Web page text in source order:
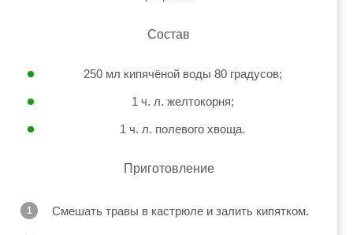
Состав
250 мл кипячёной воды 80 градусов;
1 ч. л. желтокорня;
1 ч. л. полевого хвоща.
Приготовление
Смешать травы в кастрюле и залить кипятком.